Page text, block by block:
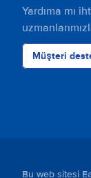
Yardıma mı
Müşteri
Bu web sitesi